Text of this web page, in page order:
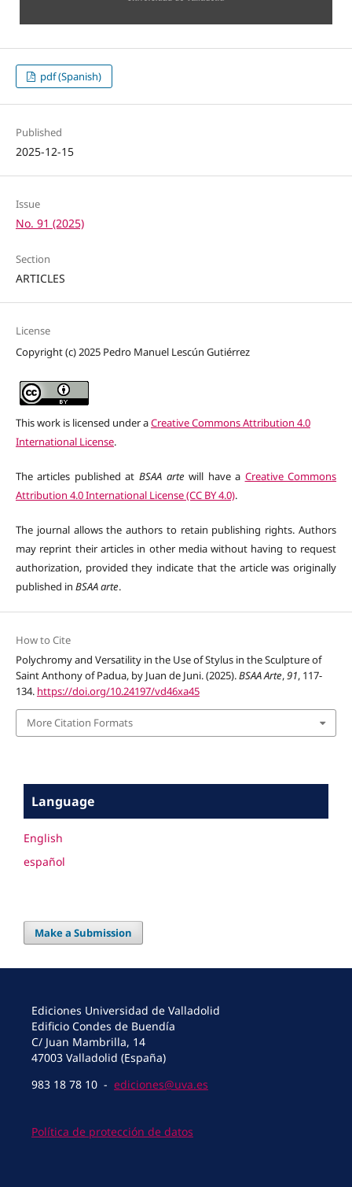
pdf (Spanish)
Published
2025-12-15
Issue
No. 91 (2025)
Section
ARTICLES
License
Copyright (c) 2025 Pedro Manuel Lescún Gutiérrez
This work is licensed under aCreative Commons Attribution 4.0
International License.
The articles published at BSAA arte will have a Creative Commons
Attribution 4.0 International License (CC BY 4.0).
The journal allows the authors to retain publishing rights. Authors
may reprint their articles in other media without having to request
authorization, provided they indicate that the article was originally
published in BSAA arte.
How to Cite
Polychromy and Versatility in the Use of Stylus in the Sculpture of
Saint Anthony of Padua, by Juan de Juni. (2025).BSAA Arte,91, 117-
134. https://doi.org/10.24197/vd46xa45
More Citation Formats
Language
English
español
Make a Submission
Ediciones Universidad de Valladolid
Edificio Condes de Buendía
C/ Juan Mambrilla, 14
47003 Valladolid (España)
983 18 78 10 - ediciones@uva.es
Política de protección de datos